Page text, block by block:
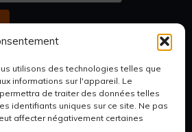
utilisons des technologies telles que
informations sur l'appareil. Le
de traiter des données telles
identifiants uniques sur ce site. Ne pas
affecter négativement certaines